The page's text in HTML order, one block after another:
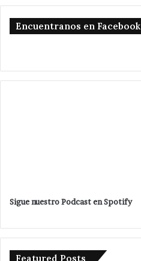
Encuentranos en Facebook
Sigue nuestro Podcast en Spotify
Featured Posts